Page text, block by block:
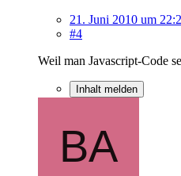
21. Juni 2010 um
#4
Weil man Javascript-Code
Inhalt melden